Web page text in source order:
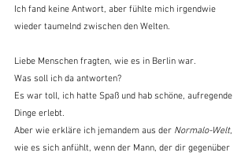
Ich fand keine Antwort, aber fühlte mich irgendwie
wieder taumelnd zwischen den Welten.
Liebe Menschen fragten, wie es in Berlin war.
Was soll ich da antworten?
Es war toll, ich hatte Spaß und hab schöne, aufregende
Dinge erlebt.
Aber wie erkläre ich jemandem aus der Normalo-Welt,
wie es sich anfühlt, wenn der Mann, der dir gegenüber